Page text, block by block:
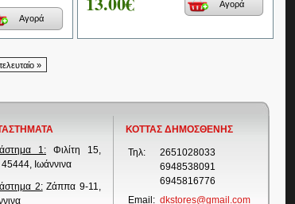
Αγορά
Αγορά
τελευταίο »
1: Φιλίτη 15,
Ιωάννινα
2:Ζάππα 9-11,
ΚΟΤΤΑΣ ΔΗΜΟΣΘΕΝΗΣ
Τηλ:
2651028033
6948538091
6945816776
Email: dkstores@gmail.com